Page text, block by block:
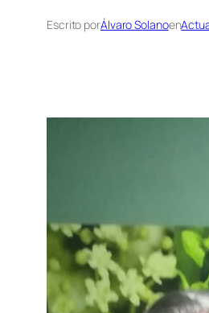
Escrito porÁlvaro Solanoen